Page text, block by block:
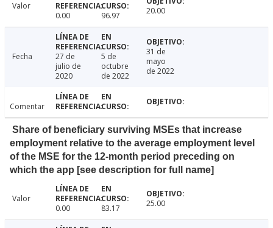
Valor
0.00
96.97 20.00
Fecha
27 de
julio de
2020
5 de
octubre
de 2022
31 de
mayo
de 2022
Comentar
Share of beneficiary surviving MSEs that increase
employment relative to the average employment level
of the MSE for the 12-month period preceding on
which the app [see description for full name]
Valor
0.00
83.17 25.00